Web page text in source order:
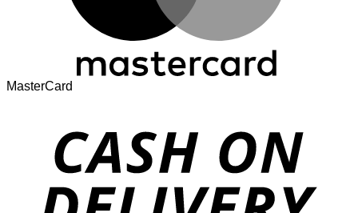
MasterCard